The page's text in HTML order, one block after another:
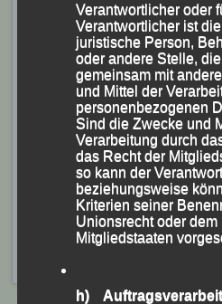
Sebastian Liebl Fünfter beim
Winterlauf“
Foto: K.S.
Nach 19:55 Minuten lief er
Sieger Marco Schneider aus
weiteren drei Österreichern
bester Deutscher über die
sichtlich zufrieden mit
VeröffentlichtinAktuelles,Archiv
Verantwortlicher oder
Verantwortlicher ist
juristische Person,
oder andere Stelle,
gemeinsam mit
und Mittel der
personenbezogenen
Sind die Zwecke und
Verarbeitung durch
das Recht der
so kann der
beziehungsweise
Kriterien seiner
Unionsrecht oder dem
Mitgliedstaaten
h)